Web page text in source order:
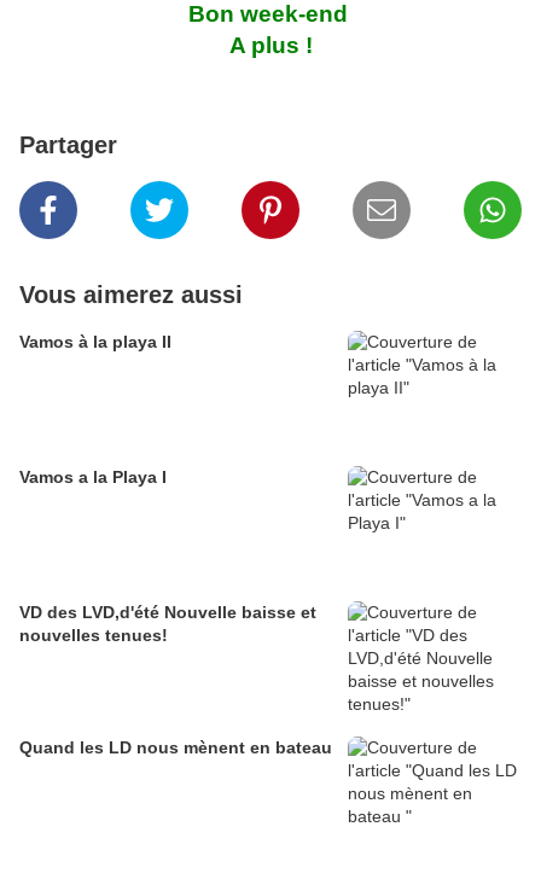
Bon week-end
A plus !
Partager
Vous aimerez aussi
Vamos à la playa II
Vamos a la Playa I
VD des LVD,d'été Nouvelle baisse et
nouvelles tenues!
Quand les LD nous mènent en bateau